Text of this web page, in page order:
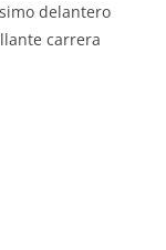
delantero
carrera